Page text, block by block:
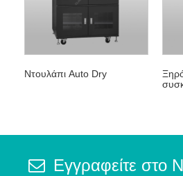
Ντουλάπι Auto Dry
Εγγραφείτε στο